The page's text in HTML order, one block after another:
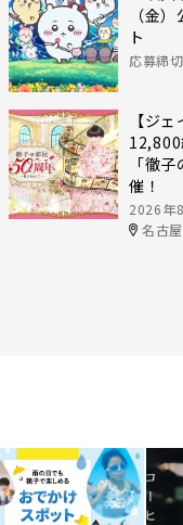
（金
ト
応募締
【ジ
12,800
「徹
催！
2026年
名古